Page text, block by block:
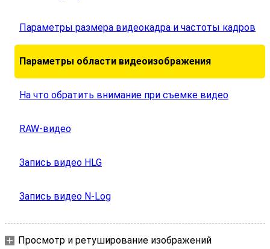
Параметры размера видеокадра и частоты кадров
Параметры области видеоизображения
На что обратить внимание при съемке видео
RAW-видео
Запись видео HLG
Запись видео N-Log
Просмотр и ретуширование изображений